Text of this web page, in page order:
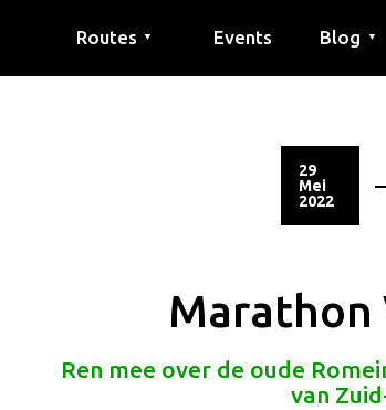
Routes ▼ Events Blog ▼
29
Mei
2022
Marathon
Ren mee over de oude
van